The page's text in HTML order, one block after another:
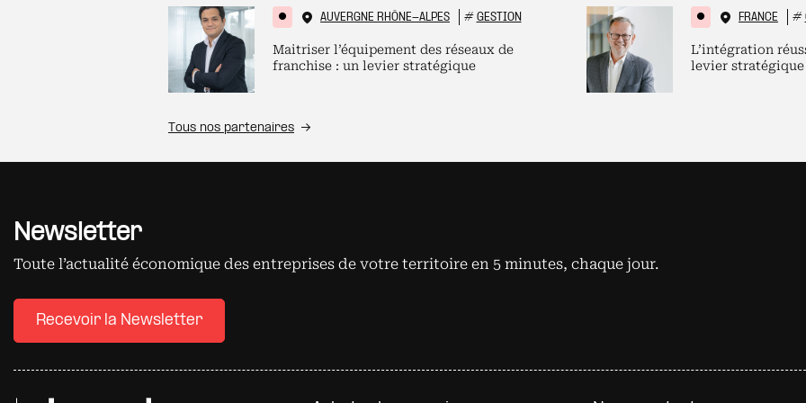
AUVERGNE RHÔNE-ALPES # GESTION
Maitriser l’équipement des réseaux de
franchise : un levier stratégique
FRANCE #
L’intégration
levier
Tous nos partenaires
Newsletter
Toute l’actualité économique des entreprises de votre territoire en 5 minutes, chaque jour.
Recevoir la Newsletter